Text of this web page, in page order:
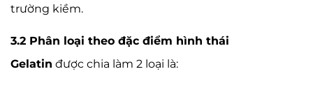
trường kiềm.
3.2 Phân loại theo đặc điểm hình thái
Gelatin được chia làm 2 loại là: